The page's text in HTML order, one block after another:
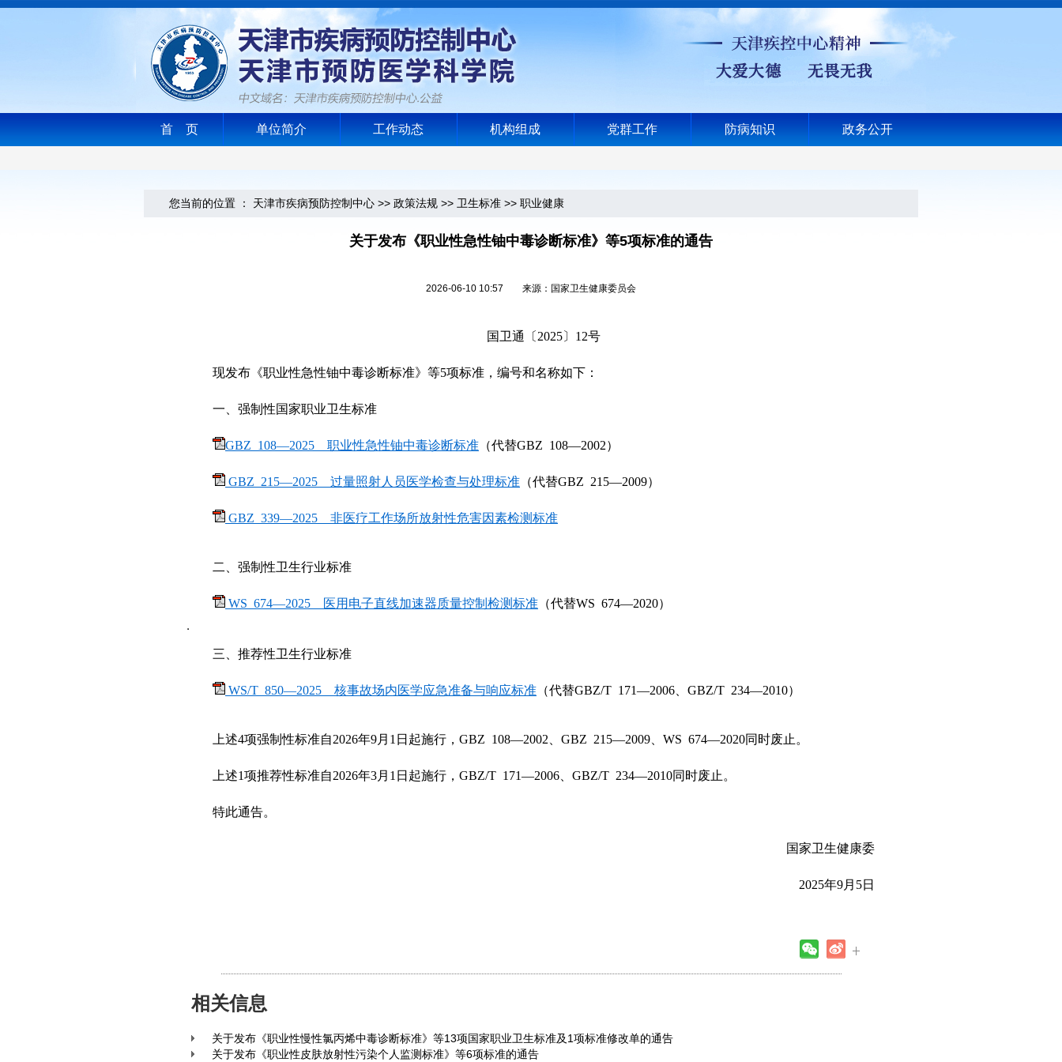
首 页 单位简介 工作动态 机构组成 党群工作 防病知识 政务公开
您当前的位置 ： 天津市疾病预防控制中心 >> 政策法规 >> 卫生标准 >> 职业健康
关于发布《职业性急性铀中毒诊断标准》等5项标准的通告
2026-06-10 10:57 来源：国家卫生健康委员会
国卫通 〔 2025〕 12号
现发布《职业性急性铀中毒诊断标准》等5项标准 ，编号和名称如下：
一、强制性国家职业卫生标准
GBZ 108—2025 职业性急性铀中毒诊断标准 （代替GBZ 108—2002）
GBZ 215—2025 过量照射人员医学检查与处理标准 （代替GBZ 215—2009）
GBZ 339—2025 非医疗工作场所放射性危害因素检测标准
二、强制性卫生行业标准
WS 674—2025 医用电子直线加速器质量控制检测标准 （代替WS 674—2020）
三、推荐性卫生行业标准
WS/T 850—2025 核事故场内医学应急准备与响应标准 （代替GBZ/T 171—2006、GBZ/T 234—2010）
上述4项强制性标准自2026年9月 1日起施行，GBZ 108—2002、GBZ 215—2009、WS 674—2020同时废止。
上述1项推荐性标准自2026年3月 1日起施行，GBZ/T 171—2006、GBZ/T 234—2010同时废止 。
特此通告。
国家卫生健康委
2025年9月 5日
相关信息
关于发布《职业性慢性氯丙烯中毒诊断标准》等13项国家职业卫生标准及1项标准修改单的通告
关于发布《职业性皮肤放射性污染个人监测标准》等6项标准的通告